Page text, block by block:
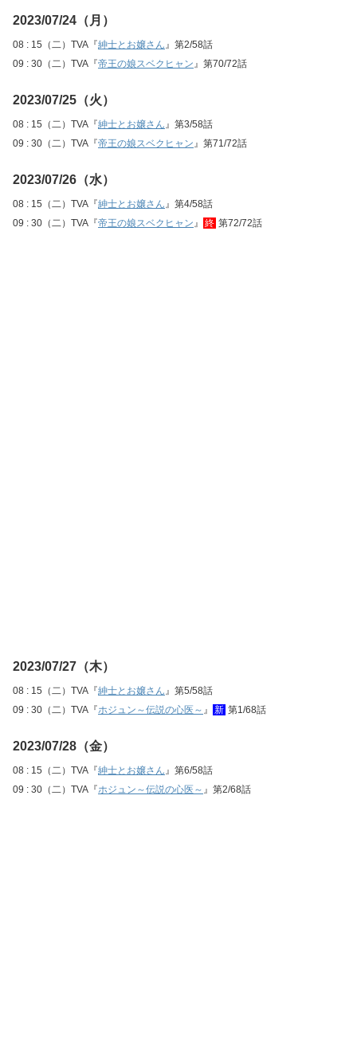
2023/07/24（月）
08 : 15（二）TVA『紳士とお嬢さん』第2/58話
09 : 30（二）TVA『帝王の娘スベクヒャン』第70/72話
2023/07/25（火）
08 : 15（二）TVA『紳士とお嬢さん』第3/58話
09 : 30（二）TVA『帝王の娘スベクヒャン』第71/72話
2023/07/26（水）
08 : 15（二）TVA『紳士とお嬢さん』第4/58話
09 : 30（二）TVA『帝王の娘スベクヒャン』 終 第72/72話
2023/07/27（木）
08 : 15（二）TVA『紳士とお嬢さん』第5/58話
09 : 30（二）TVA『ホジュン～伝説の心医～ 』 新 第1/68話
2023/07/28（金）
08 : 15（二）TVA『紳士とお嬢さん』第6/58話
09 : 30（二）TVA『ホジュン～伝説の心医～ 』第2/68話